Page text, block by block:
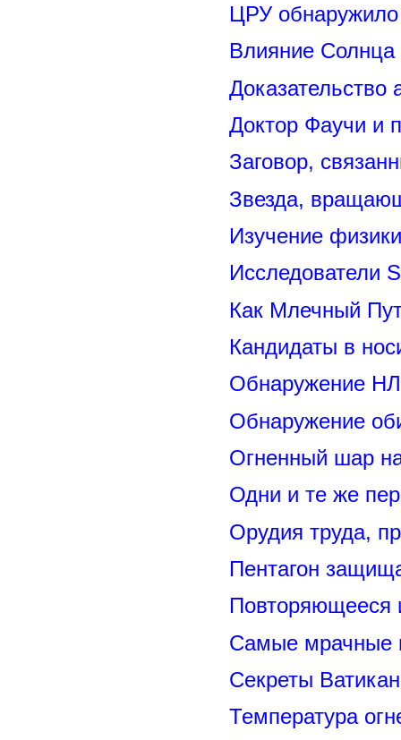
ЦРУ обнаружило
Влияние
Доказательство
Доктор Фаучи и
Заговор,
Звезда,
Изучение
Исследователи
Как Млечный
Кандидаты в
Обнаружение
Обнаружение
Огненный шар
Одни и те же
Орудия труда,
Пентагон
Повторяющееся
Самые мрачные
Секреты
Температура